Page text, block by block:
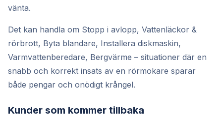
vänta.
Det kan handla om Stopp i avlopp, Vattenläckor &
rörbrott, Byta blandare, Installera diskmaskin,
Varmvattenberedare, Bergvärme – situationer där en
snabb och korrekt insats av en rörmokare sparar
både pengar och onödigt krångel.
Kunder som kommer tillbaka